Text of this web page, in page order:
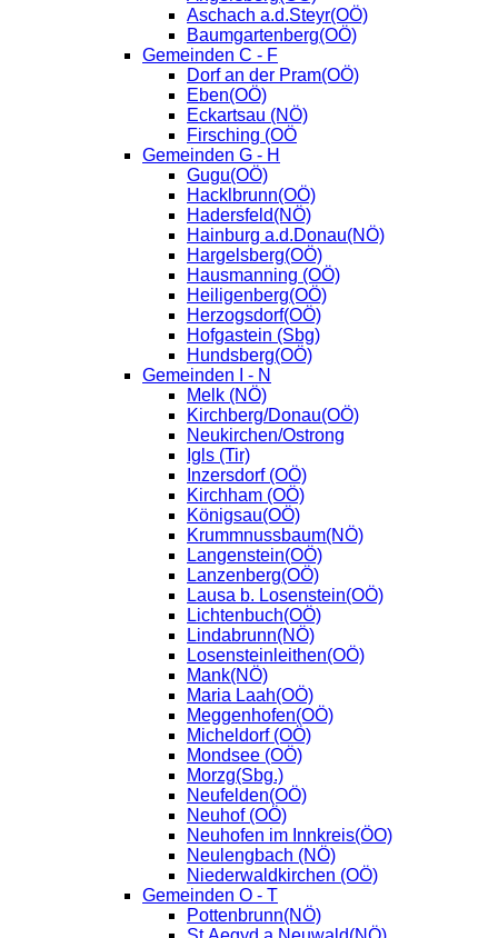
Aschach a.d.Steyr(OÖ)
Baumgartenberg(OÖ)
Gemeinden C - F
Dorf an der Pram(OÖ)
Eben(OÖ)
Eckartsau (NÖ)
Firsching (OÖ
Gemeinden G - H
Gugu(OÖ)
Hacklbrunn(OÖ)
Hadersfeld(NÖ)
Hainburg a.d.Donau(NÖ)
Hargelsberg(OÖ)
Hausmanning (OÖ)
Heiligenberg(OÖ)
Herzogsdorf(OÖ)
Hofgastein (Sbg)
Hundsberg(OÖ)
Gemeinden I - N
Melk (NÖ)
Kirchberg/Donau(OÖ)
Neukirchen/Ostrong
Igls (Tir)
Inzersdorf (OÖ)
Kirchham (OÖ)
Königsau(OÖ)
Krummnussbaum(NÖ)
Langenstein(OÖ)
Lanzenberg(OÖ)
Lausa b. Losenstein(OÖ)
Lichtenbuch(OÖ)
Lindabrunn(NÖ)
Losensteinleithen(OÖ)
Mank(NÖ)
Maria Laah(OÖ)
Meggenhofen(OÖ)
Micheldorf (OÖ)
Mondsee (OÖ)
Morzg(Sbg.)
Neufelden(OÖ)
Neuhof (OÖ)
Neuhofen im Innkreis(ÖO)
Neulengbach (NÖ)
Niederwaldkirchen (OÖ)
Gemeinden O - T
Pottenbrunn(NÖ)